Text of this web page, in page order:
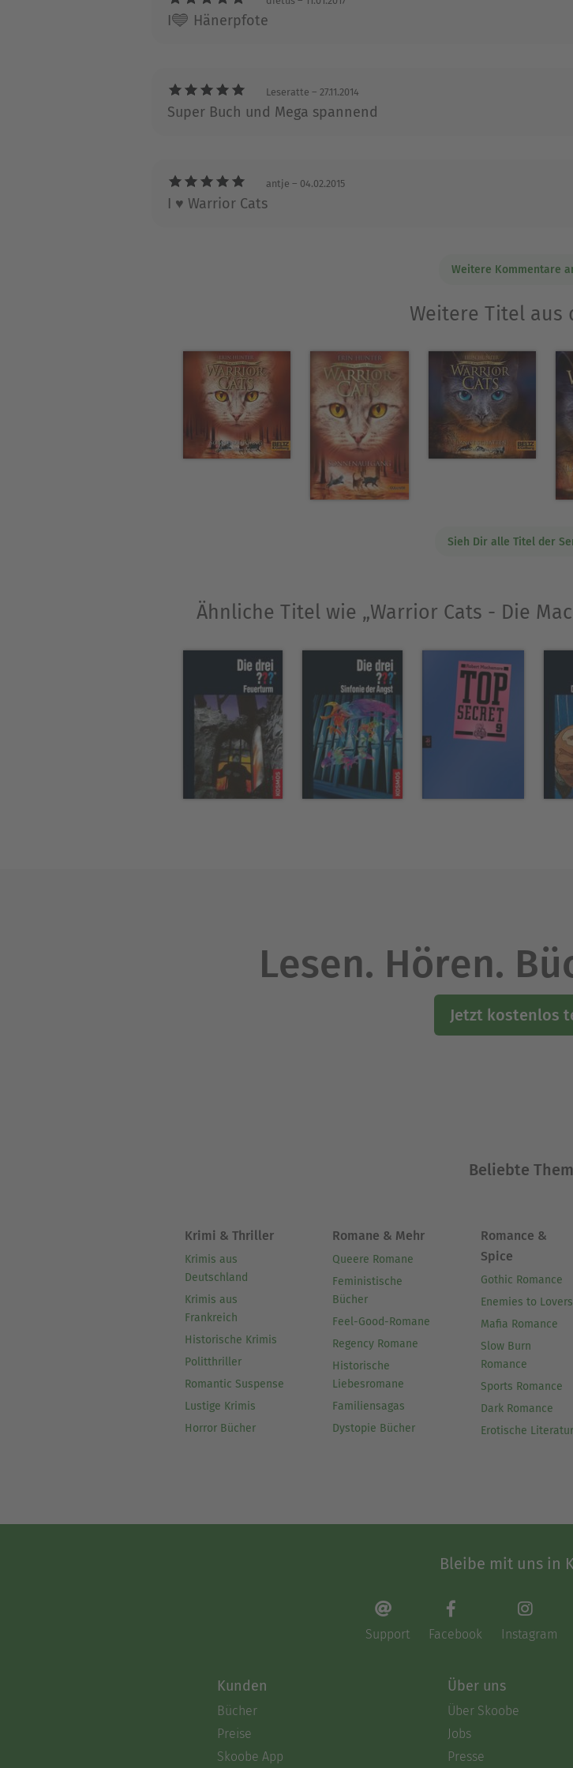
I💙 Hänerpfote
Leseratte – 27.11.2014
Super Buch und Mega spannend
antje – 04.02.2015
I ♥ Warrior Cats
Weitere Kommentare
Weitere Titel aus
Sieh Dir alle Titel der
Ähnliche Titel wie „Warrior Cats - Die
Lesen. Hören.
Jetzt kostenlos
Beliebte
Krimi & Thriller
Krimis aus
Deutschland
Krimis aus
Frankreich
Historische Krimis
Politthriller
Romantic Suspense
Lustige Krimis
Horror Bücher
Romane & Mehr
Queere Romane
Feministische
Bücher
Feel-Good-Romane
Regency Romane
Historische
Liebesromane
Familiensagas
Dystopie Bücher
Romance &
Spice
Gothic Romance
Enemies to Lovers
Mafia Romance
Slow Burn
Romance
Sports Romance
Dark Romance
Erotische Literatur
Bleibe mit uns in
Support Facebook Instagram
Kunden
Bücher
Preise
Skoobe App
Über uns
Über Skoobe
Jobs
Presse